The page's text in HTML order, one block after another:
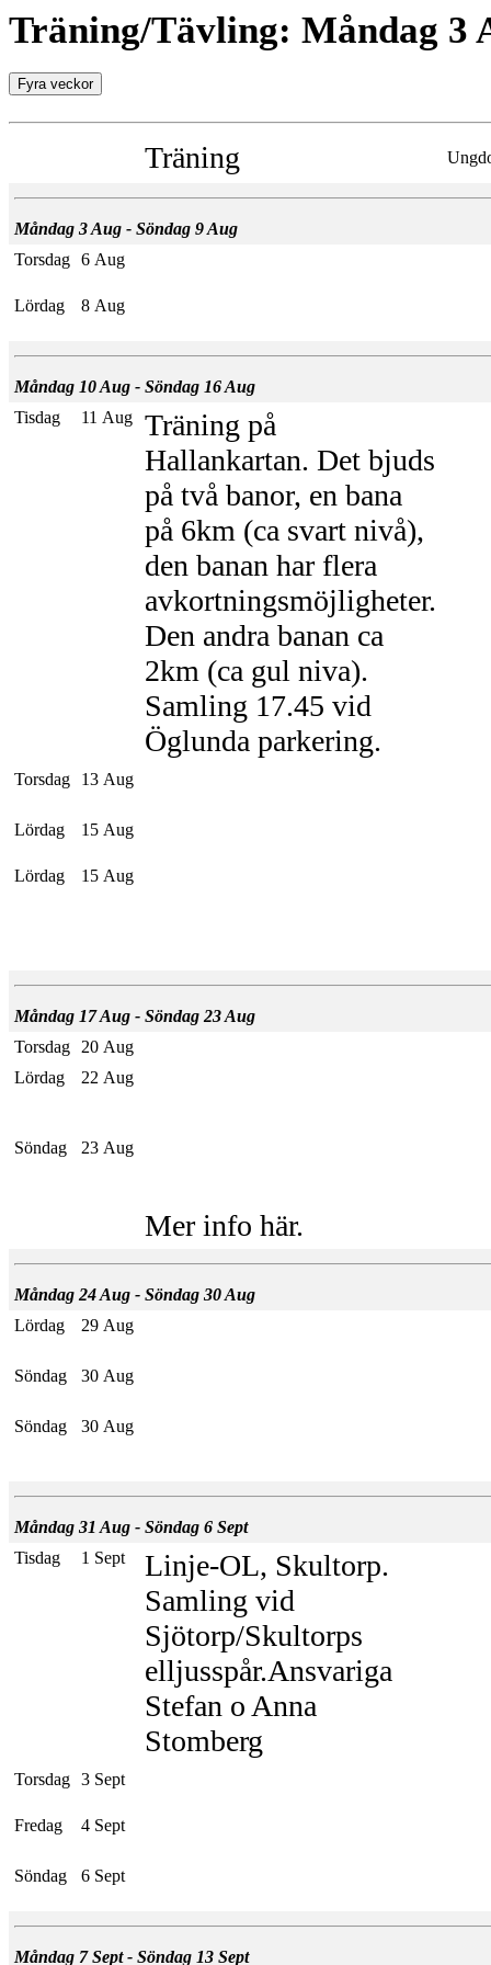
Träning/Tävling: Måndag 3
Träning
Måndag 3 Aug - Söndag 9 Aug
Torsdag 6 Aug
Lördag 8 Aug
Måndag 10 Aug - Söndag 16 Aug
Tisdag
11 Aug
Träning på
Hallankartan. Det bjuds
på två banor, en bana
på 6km (ca svart nivå),
den banan har flera
avkortningsmöjligheter.
Den andra banan ca
2km (ca gul niva).
Samling 17.45 vid
Öglunda parkering.
Torsdag 13 Aug
Lördag 15 Aug
Lördag 15 Aug
Måndag 17 Aug - Söndag 23 Aug
Torsdag
20 Aug
Lördag
22 Aug
Söndag 23 Aug
Mer info här.
Måndag 24 Aug - Söndag 30 Aug
Lördag
29 Aug
Söndag 30 Aug
Söndag 30 Aug
Måndag 31 Aug - Söndag 6 Sept
Tisdag
1 Sept
Linje-OL, Skultorp.
Samling vid
Sjötorp/Skultorps
elljusspår.Ansvariga
Stefan o Anna
Stomberg
Torsdag 3 Sept
Fredag 4 Sept
Söndag 6 Sept
Måndag 7 Sept - Söndag 13 Sept